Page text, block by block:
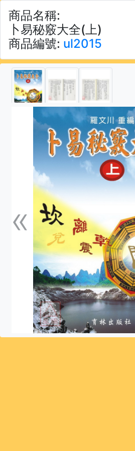
商品名稱:
卜易秘竅大全(上)
商品編號: ul2015
«上一張